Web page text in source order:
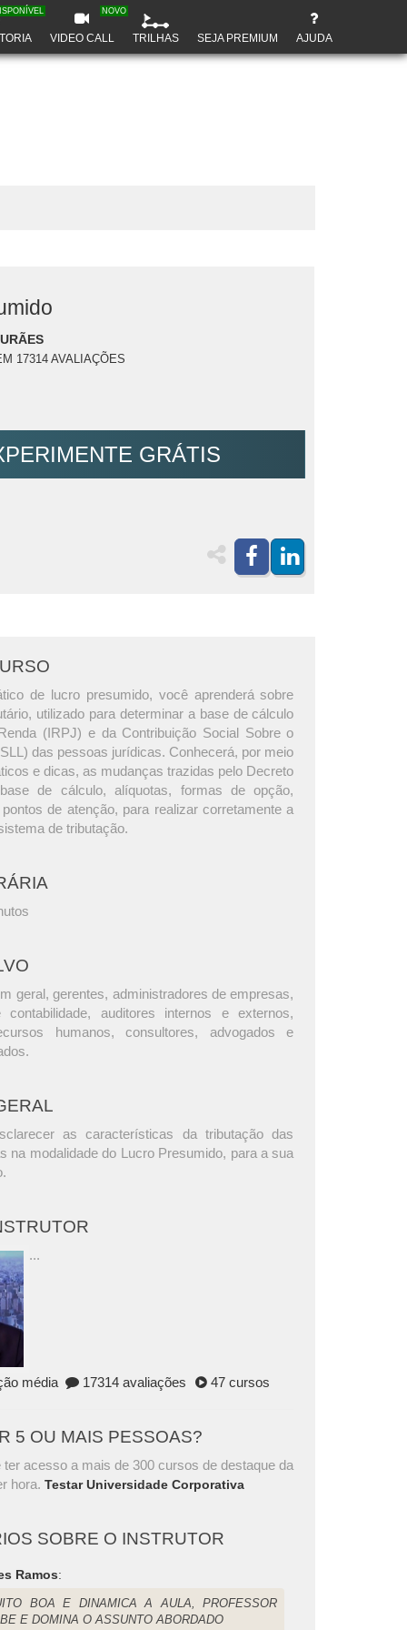
VIDEO CALL
NOVO
TRILHAS SEJA PREMIUM AJUDA
17314 AVALIAÇÕES
GRÁTIS
de lucro presumido, você aprenderá sobre
utilizado para determinar a base de cálculo
(IRPJ) e da Contribuição Social Sobre o
das pessoas jurídicas. Conhecerá, por meio
e dicas, as mudanças trazidas pelo Decreto
de cálculo, alíquotas, formas de opção,
de atenção, para realizar corretamente a
de tributação.
geral, gerentes, administradores de empresas,
contabilidade, auditores internos e externos,
humanos, consultores, advogados e
as características da tributação das
na modalidade do Lucro Presumido, para a sua
...
média 17314 avaliações 47 cursos
5 OU MAIS PESSOAS?
ter acesso a mais de 300 cursos de destaque da
hora.Testar Universidade Corporativa
SOBRE O INSTRUTOR
Ramos:
BOA E DINAMICA A AULA, PROFESSOR
E DOMINA O ASSUNTO ABORDADO